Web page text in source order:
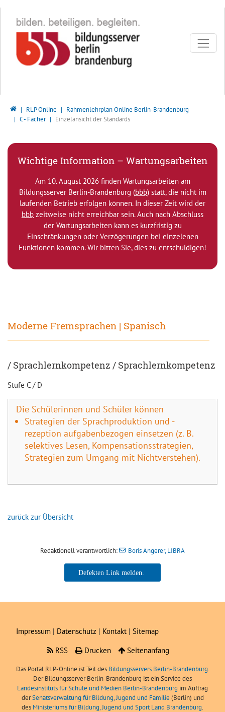
Bildungsserver Berlin - Brandenburg
RLP Online
Rahmenlehrplan Online Berlin-Brandenburg
C - Fächer
Einzelansicht der Standards
Wichtige Information – Wartungsarbeiten
Am 10. August 2026 finden Wartungsarbeiten am
Bildungsserver Berlin-Brandenburg (bbb) statt, die nicht im
laufenden Betrieb erfolgen können. In dieser Zeit wird der
bbb zeitweise nicht erreichbar sein. Auch nach Abschluss
der Wartungsarbeiten kann es kurzfristig zu
Einschränkungen oder Verzögerungen bei einzelenen
Funktionen kommen. Wir bitten Sie, dies zu entschuldigen!
Moderne Fremsprachen | Spanisch
/ Sprachlernkompetenz / Sprachlernkompetenz
Stufe C / D
Die Schülerinnen und Schüler können
Strategien der Sprachproduktion und -
rezeption aufgabenbezogen einsetzen (z. B.
selektives Lesen, Kompensationsstrategien,
Strategien zum Umgang mit Nichtverstehen).
zurück zur Übersicht
Redaktionell verantwortlich: Boris Angerer, LIBRA
Boris Angerer, LIBRA
Impressum | Datenschutz | Kontakt | Sitemap
RSS
Drucken Seitenanfang
Das Portal RLP-Online ist Teil des Bildungsservers Berlin-Brandenburg.
Der Bildungsserver Berlin-Brandenburg ist ein Service des
Landesinstituts für Schule und Medien Berlin-Brandenburg im Auftrag
derSenatsverwaltung für Bildung, Jugend und Familie (Berlin) und
des Ministeriums für Bildung, Jugend und Sport Land Brandenburg.